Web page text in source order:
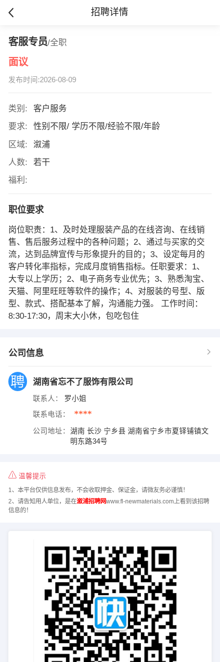
招聘详情
客服专员/全职
面议
发布时间:2026-08-09
类别:
客户服务
要求:
性别不限/ 学历不限/经验不限/年龄
区域:
溆浦
人数:
若干
福利:
职位要求
岗位职责：1、及时处理服装产品的在线咨询、在线销
售、售后服务过程中的各种问题；2、通过与买家的交
流，达到品牌宣传与形象提升的目的；3、设定每月的
客户转化率指标，完成月度销售指标。任职要求：1、
大专以上学历；2、电子商务专业优先；3、熟悉淘宝、
天猫、阿里旺旺等软件的操作；4、对服装的号型、版
型、款式、搭配基本了解，沟通能力强。 工作时间：
8:30-17:30，周末大小休，包吃包住
公司信息
湖南省忘不了服饰有限公司
联系人： 罗小姐
联系电话： ****
公司地址：
湖南 长沙 宁乡县 湖南省宁乡市夏铎铺镇文
明东路34号
温馨提示
1、本平台仅供信息发布，不会收取押金、保证金，请微友务必谨慎！
2、请告知用人单位，是在溆浦招聘网www.fl-newmaterials.com上看到该招聘
信息的！